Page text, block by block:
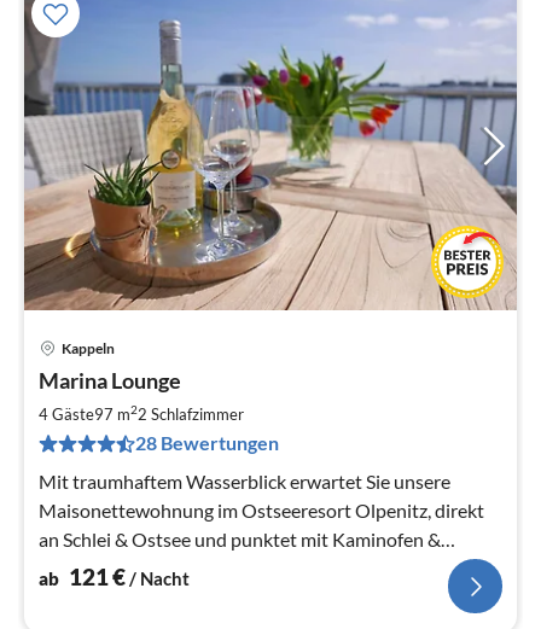
Kappeln
Marina Lounge
4 Gäste97 m22 Schlafzimmer
28 Bewertungen
Mit traumhaftem Wasserblick erwartet Sie unsere
Maisonettewohnung im Ostseeresort Olpenitz, direkt
an Schlei & Ostsee und punktet mit Kaminofen &
Infrarotsauna! Hunde willkommen!
ab 121€/ Nacht